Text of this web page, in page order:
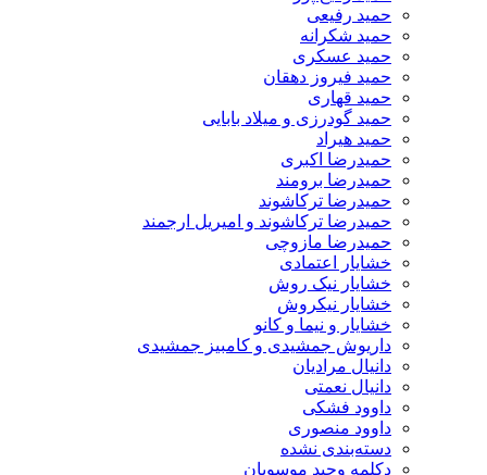
حمید رفیعی
حمید شکرانه
حمید عسکری
حمید فیروز دهقان
حمید قهاری
حمید گودرزی و میلاد بابایی
حمید هیراد
حمیدرضا اکبری
حمیدرضا برومند
حمیدرضا ترکاشوند
حمیدرضا ترکاشوند و امیریل ارجمند
حمیدرضا مازوچی
خشایار اعتمادی
خشایار نیک روش
خشایار نیکروش
خشایار و نیما و کانو
داریوش جمشیدی و کامبیز جمشیدی
دانیال مرادیان
دانیال نعمتی
داوود فشکی
داوود منصوری
دسته‌بندی نشده
دکلمه وحید موسویان